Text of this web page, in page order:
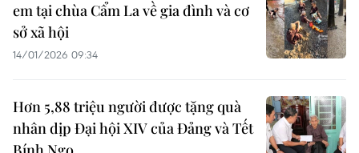
em tại chùa Cẩm La về gia đình và cơ
sở xã hội
14/01/2026 09:34
Hơn 5,88 triệu người được tặng quà
nhân dịp Đại hội XIV của Đảng và Tết